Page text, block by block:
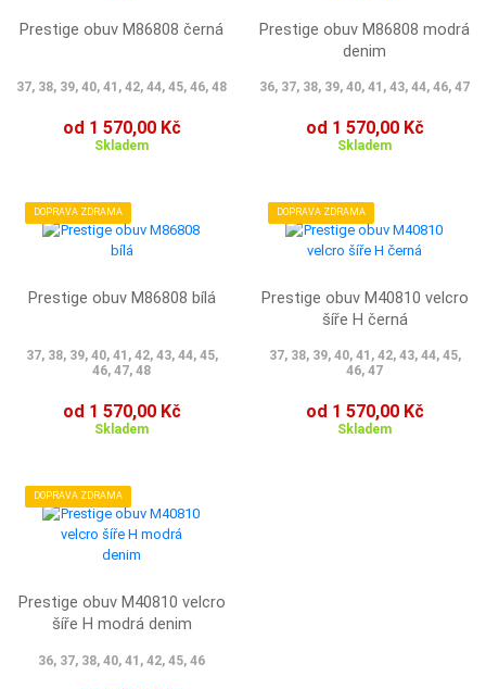
Prestige obuv M86808 černá
37, 38, 39, 40, 41, 42, 44, 45, 46, 48
od 1 570,00 Kč
Skladem
Prestige obuv M86808 modrá
denim
36, 37, 38, 39, 40, 41, 43, 44, 46, 47
od 1 570,00 Kč
Skladem
DOPRAVA ZDRAMA
Prestige obuv M86808 bílá
37, 38, 39, 40, 41, 42, 43, 44, 45,
46, 47, 48
od 1 570,00 Kč
Skladem
DOPRAVA ZDRAMA
Prestige obuv M40810 velcro
šíře H černá
37, 38, 39, 40, 41, 42, 43, 44, 45,
46, 47
od 1 570,00 Kč
Skladem
DOPRAVA ZDRAMA
Prestige obuv M40810 velcro
šíře H modrá denim
36, 37, 38, 40, 41, 42, 45, 46